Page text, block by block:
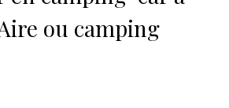
ou camping